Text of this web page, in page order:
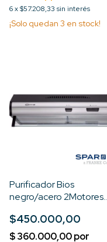
6x$57.208,33 sin interés
¡Solo quedan 3 en stock!
Purificador Bios
negro/acero 2Motores
$450.000,00